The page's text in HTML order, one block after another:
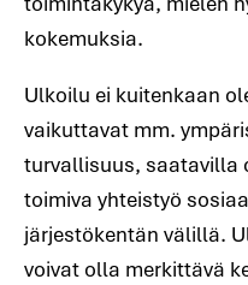
kokemuksia.
Ulkoilu ei kuitenkaan
vaikuttavat mm.
turvallisuus, saatavilla
toimiva yhteistyö
järjestökentän välillä.
voivat olla merkittävä